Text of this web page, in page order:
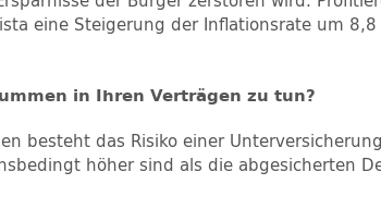
eine Steigerung der Inflationsrate um
in Ihren Verträgen zu tun?
besteht das Risiko einer
höher sind als die abgesicherten